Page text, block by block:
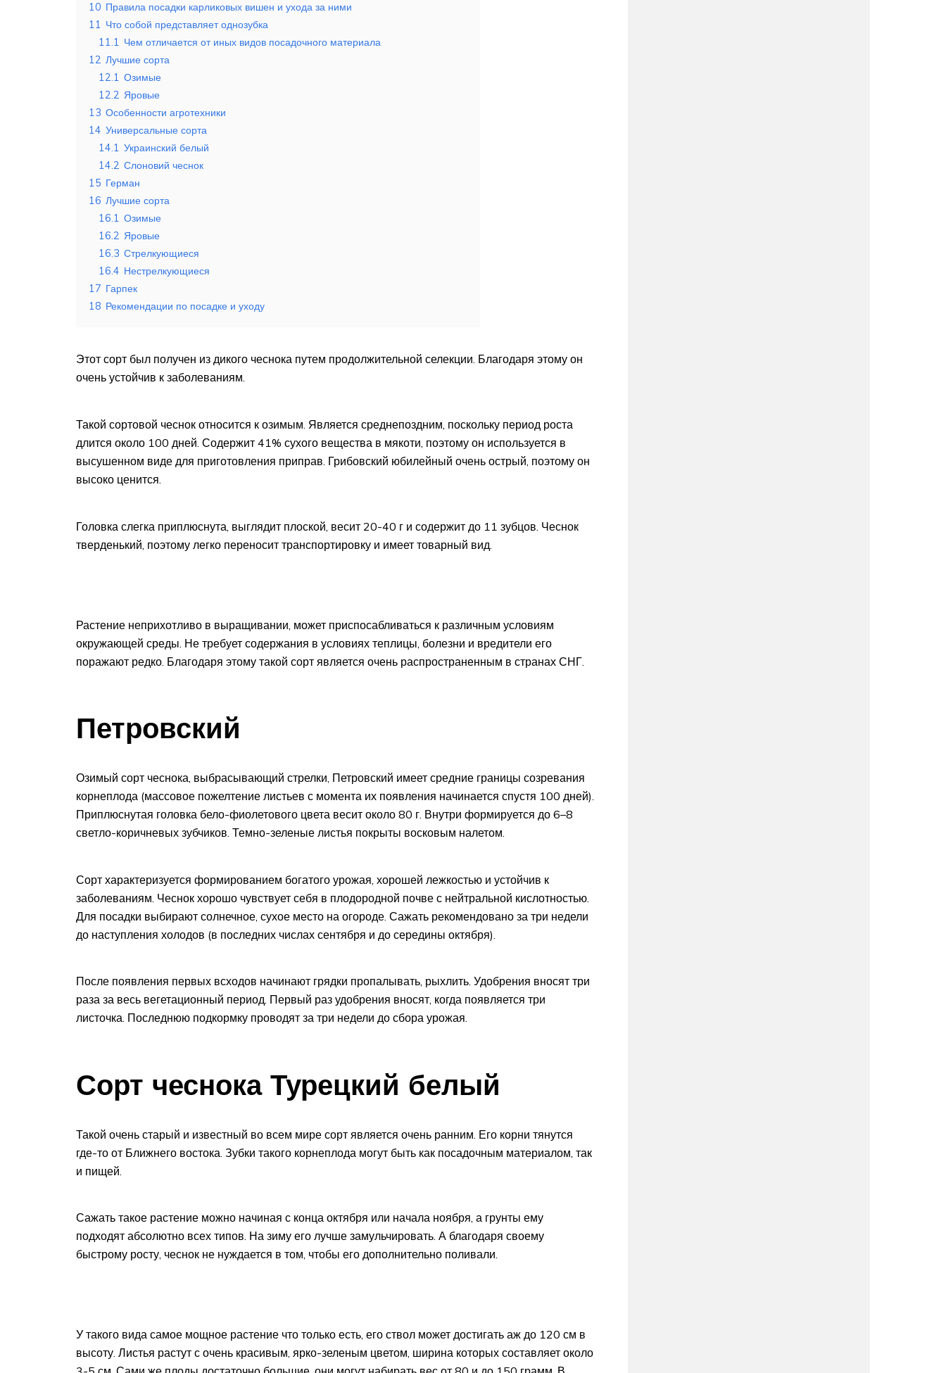
10 Правила посадки карликовых вишен и ухода за ними
11 Что собой представляет однозубка
11.1 Чем отличается от иных видов посадочного материала
12 Лучшие сорта
12.1 Озимые
12.2 Яровые
13 Особенности агротехники
14 Универсальные сорта
14.1 Украинский белый
14.2 Слоновий чеснок
15 Герман
16 Лучшие сорта
16.1 Озимые
16.2 Яровые
16.3 Стрелкующиеся
16.4 Нестрелкующиеся
17 Гарпек
18 Рекомендации по посадке и уходу
Этот сорт был получен из дикого чеснока путем продолжительной селекции. Благодаря этому он
очень устойчив к заболеваниям.
Такой сортовой чеснок относится к озимым. Является среднепоздним, поскольку период роста
длится около 100 дней. Содержит 41% сухого вещества в мякоти, поэтому он используется в
высушенном виде для приготовления приправ. Грибовский юбилейный очень острый, поэтому он
высоко ценится.
Головка слегка приплюснута, выглядит плоской, весит 20-40 г и содержит до 11 зубцов. Чеснок
тверденький, поэтому легко переносит транспортировку и имеет товарный вид.
Растение неприхотливо в выращивании, может приспосабливаться к различным условиям
окружающей среды. Не требует содержания в условиях теплицы, болезни и вредители его
поражают редко. Благодаря этому такой сорт является очень распространенным в странах СНГ.
Петровский
Озимый сорт чеснока, выбрасывающий стрелки, Петровский имеет средние границы созревания
корнеплода (массовое пожелтение листьев с момента их появления начинается спустя 100 дней).
Приплюснутая головка бело-фиолетового цвета весит около 80 г. Внутри формируется до 6–8
светло-коричневых зубчиков. Темно-зеленые листья покрыты восковым налетом.
Сорт характеризуется формированием богатого урожая, хорошей лежкостью и устойчив к
заболеваниям. Чеснок хорошо чувствует себя в плодородной почве с нейтральной кислотностью.
Для посадки выбирают солнечное, сухое место на огороде. Сажать рекомендовано за три недели
до наступления холодов (в последних числах сентября и до середины октября).
После появления первых всходов начинают грядки пропалывать, рыхлить. Удобрения вносят три
раза за весь вегетационный период. Первый раз удобрения вносят, когда появляется три
листочка. Последнюю подкормку проводят за три недели до сбора урожая.
Сорт чеснока Турецкий белый
Такой очень старый и известный во всем мире сорт является очень ранним. Его корни тянутся
где-то от Ближнего востока. Зубки такого корнеплода могут быть как посадочным материалом, так
и пищей.
Сажать такое растение можно начиная с конца октября или начала ноября, а грунты ему
подходят абсолютно всех типов. На зиму его лучше замульчировать. А благодаря своему
быстрому росту, чеснок не нуждается в том, чтобы его дополнительно поливали.
У такого вида самое мощное растение что только есть, его ствол может достигать аж до 120 см в
высоту. Листья растут с очень красивым, ярко-зеленым цветом, ширина которых составляет около